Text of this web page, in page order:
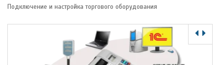
Подключение и настройка торгового оборудования